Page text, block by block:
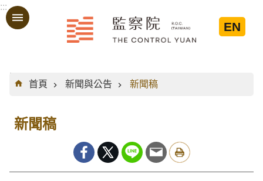
跳到主要內容區塊
:::
EN
:::
首頁
新聞與公告 新聞稿
新聞稿